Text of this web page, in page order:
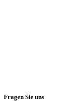
Fragen Sie uns